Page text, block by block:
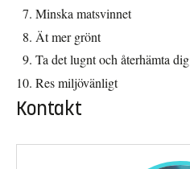
Minska matsvinnet
Ät mer grönt
Ta det lugnt och återhämta dig
Res miljövänligt
Kontakt